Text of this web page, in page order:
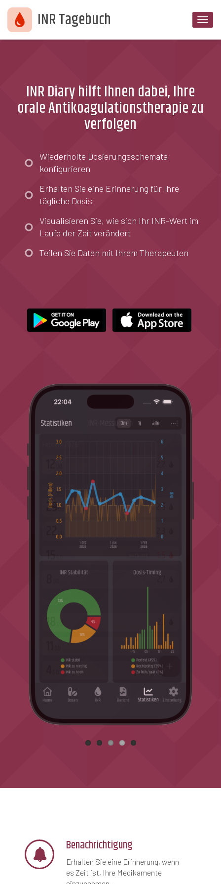
INR Tagebuch
INR Diary hilft Ihnen dabei, Ihre
orale Antikoagulationstherapie zu
verfolgen
Wiederholte Dosierungsschemata
konfigurieren
Erhalten Sie eine Erinnerung für Ihre
tägliche Dosis
Visualisieren Sie, wie sich Ihr INR-Wert im
Laufe der Zeit verändert
Teilen Sie Daten mit Ihrem Therapeuten
FunktionenBenachrichtigung
Erhalten Sie eine Erinnerung, wenn
es Zeit ist, Ihre Medikamente